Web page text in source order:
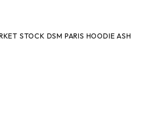
STOCK DSM PARIS HOODIE ASH